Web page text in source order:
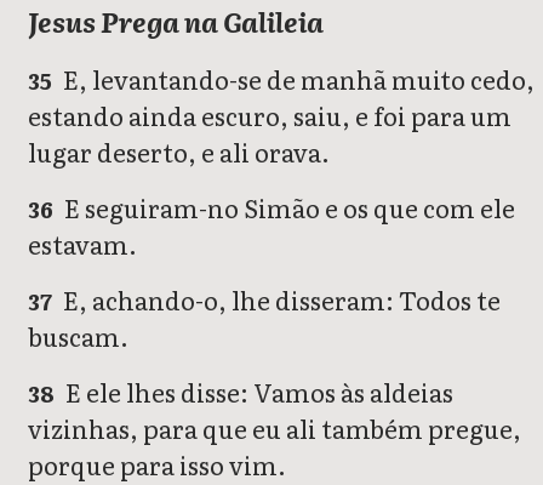
Jesus Prega na Galileia
35 E, levantando-se de manhã muito cedo,
estando ainda escuro, saiu, e foi para um
lugar deserto, e ali orava.
36 E seguiram-no Simão e os que com ele
estavam.
37 E, achando-o, lhe disseram: Todos te
buscam.
38 E ele lhes disse: Vamos às aldeias
vizinhas, para que eu ali também pregue,
porque para isso vim.